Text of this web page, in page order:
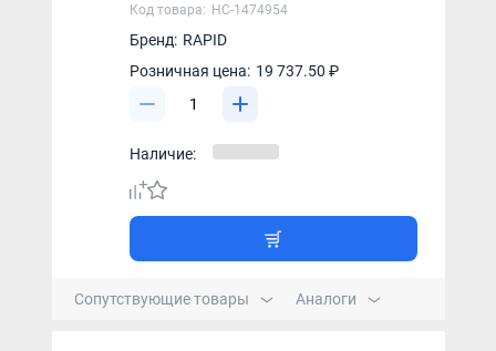
Код товара: НС-1474954
Бренд: RAPID
Розничная цена: 19 737.50 ₽
Наличие:
Сопутствующие товары Аналоги